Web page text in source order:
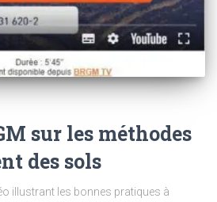
sur les méthodes
des sols
illustrant les bonnes pratiques à